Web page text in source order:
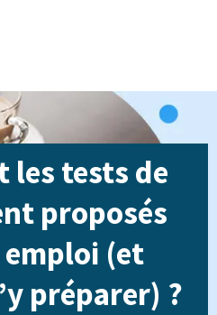
les tests de
proposés
emploi (et
préparer) ?